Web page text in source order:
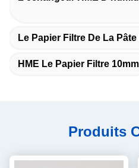
Le Papier Filtre De La
HME Le Papier Filtre 10mm
Produits